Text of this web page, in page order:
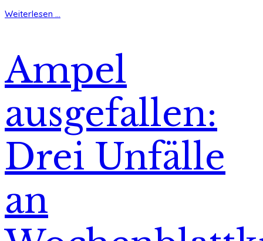
Weiterlesen ...
Ampel
ausgefallen:
Drei Unfälle
an